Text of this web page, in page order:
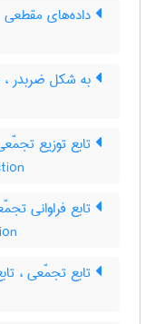
داده‌های مقطعی
به شکل ضربدر ،
تابع توزیع
تابع فراوانی
تابع تجمّعی ،